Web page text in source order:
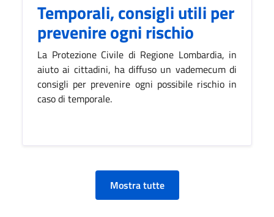
Temporali, consigli utili per
prevenire ogni rischio
La Protezione Civile di Regione Lombardia, in
aiuto ai cittadini, ha diffuso un vademecum di
consigli per prevenire ogni possibile rischio in
caso di temporale.
Mostra tutte